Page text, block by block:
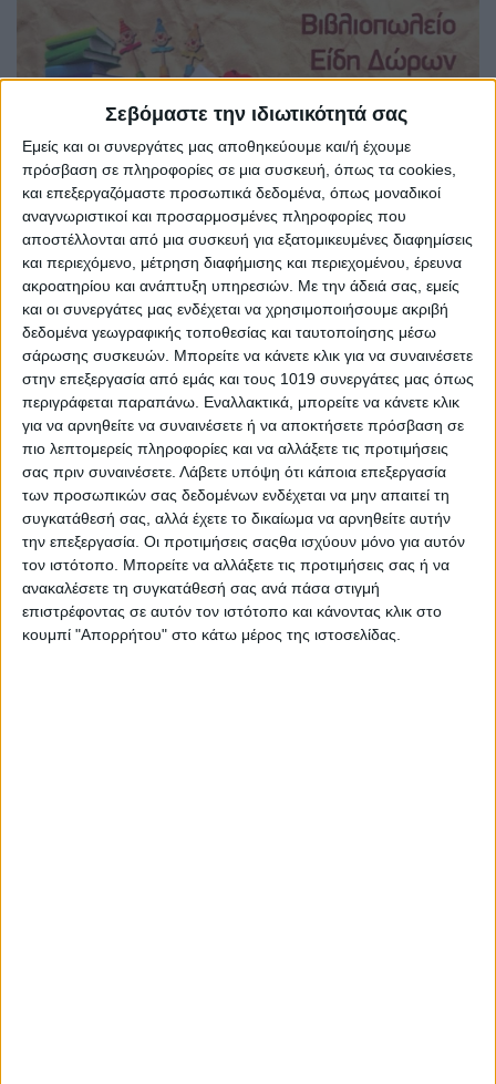
Σεβόμαστε την ιδιωτικότητά σας
Εμείς και οι συνεργάτες μας αποθηκεύουμε και/ή έχουμε
πρόσβαση σε πληροφορίες σε μια συσκευή, όπως τα cookies,
και επεξεργαζόμαστε προσωπικά δεδομένα, όπως μοναδικοί
αναγνωριστικοί και προσαρμοσμένες πληροφορίες που
αποστέλλονται από μια συσκευή για εξατομικευμένες διαφημίσεις
και περιεχόμενο, μέτρηση διαφήμισης και περιεχομένου, έρευνα
ακροατηρίου και ανάπτυξη υπηρεσιών. Με την άδειά σας, εμείς
και οι συνεργάτες μας ενδέχεται να χρησιμοποιήσουμε ακριβή
δεδομένα γεωγραφικής τοποθεσίας και ταυτοποίησης μέσω
σάρωσης συσκευών. Μπορείτε να κάνετε κλικ για να συναινέσετε
στην επεξεργασία από εμάς και τους 1019 συνεργάτες μας όπως
περιγράφεται παραπάνω. Εναλλακτικά, μπορείτε να κάνετε κλικ
για να αρνηθείτε να συναινέσετε ή να αποκτήσετε πρόσβαση σε
πιο λεπτομερείς πληροφορίες και να αλλάξετε τις προτιμήσεις
σας πριν συναινέσετε. Λάβετε υπόψη ότι κάποια επεξεργασία
των προσωπικών σας δεδομένων ενδέχεται να μην απαιτεί τη
συγκατάθεσή σας, αλλά έχετε το δικαίωμα να αρνηθείτε αυτήν
την επεξεργασία. Οι προτιμήσεις σαςθα ισχύουν μόνο για αυτόν
τον ιστότοπο. Μπορείτε να αλλάξετε τις προτιμήσεις σας ή να
ανακαλέσετε τη συγκατάθεσή σας ανά πάσα στιγμή
επιστρέφοντας σε αυτόν τον ιστότοπο και κάνοντας κλικ στο
κουμπί "Απορρήτου" στο κάτω μέρος της ιστοσελίδας.
Share
Share Post Email Print
AUTHOR